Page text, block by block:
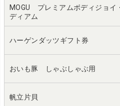
MOGU プレミアムボディジョイ
ディアム
ハーゲンダッツギフト券
おいも豚 しゃぶしゃぶ用
帆立片貝